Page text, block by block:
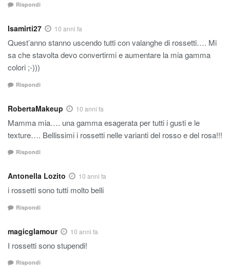
Rispondi
Isamirti27 10 anni fa
Quest’anno stanno uscendo tutti con valanghe di rossetti…. Mi
sa che stavolta devo convertirmi e aumentare la mia gamma
colori ;-)))
Rispondi
RobertaMakeup 10 anni fa
Mamma mia…. una gamma esagerata per tutti i gusti e le
texture…. Bellissimi i rossetti nelle varianti del rosso e del rosa!!!
Rispondi
Antonella Lozito 10 anni fa
i rossetti sono tutti molto belli
Rispondi
magicglamour 10 anni fa
I rossetti sono stupendi!
Rispondi